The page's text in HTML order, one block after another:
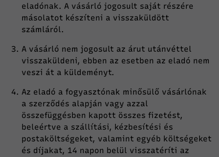
eladónak. A vásárló jogosult saját részére
másolatot készíteni a visszaküldött
számláról.
A vásárló nem jogosult az árut utánvéttel
visszaküldeni, ebben az esetben az eladó nem
veszi át a küldeményt.
Az eladó a fogyasztónak minősülő vásárlónak
a szerződés alapján vagy azzal
összefüggésben kapott összes fizetést,
beleértve a szállítási, kézbesítési és
postaköltségeket, valamint egyéb költségeket
és díjakat, 14 napon belül visszatéríti az